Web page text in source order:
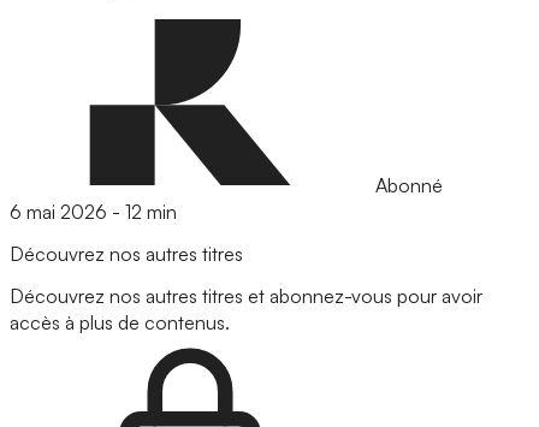
Abonné
6 mai 2026 - 12 min
Découvrez nos autres titres
Découvrez nos autres titres et abonnez-vous pour avoir
accès à plus de contenus.